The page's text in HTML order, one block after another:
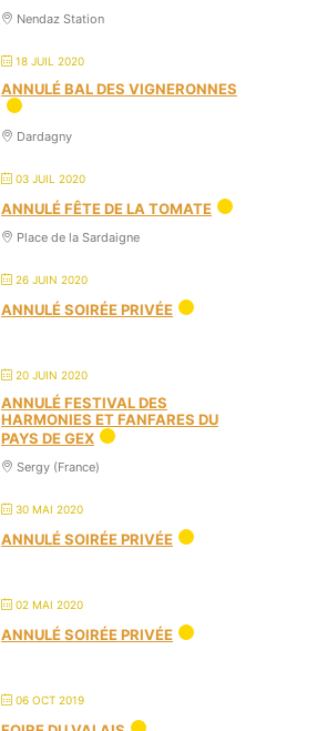
Nendaz Station
18 JUIL 2020
ANNULÉ BAL DES VIGNERONNES
Dardagny
03 JUIL 2020
ANNULÉ FÊTE DE LA TOMATE
Place de la Sardaigne
26 JUIN 2020
ANNULÉ SOIRÉE PRIVÉE
20 JUIN 2020
ANNULÉ FESTIVAL DES
HARMONIES ET FANFARES DU
PAYS DE GEX
Sergy (France)
30 MAI 2020
ANNULÉ SOIRÉE PRIVÉE
02 MAI 2020
ANNULÉ SOIRÉE PRIVÉE
06 OCT 2019